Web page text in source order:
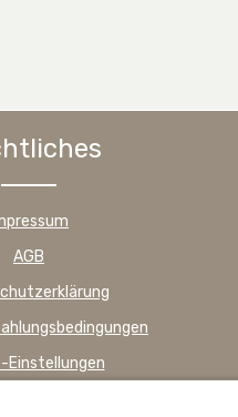
AGB
Einstellungen